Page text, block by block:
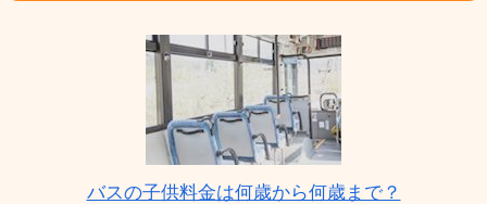
バスの子供料金は何歳から何歳まで？